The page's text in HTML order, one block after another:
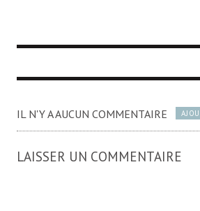
IL N'Y A AUCUN COMMENTAIRE
LAISSER UN COMMENTAIRE